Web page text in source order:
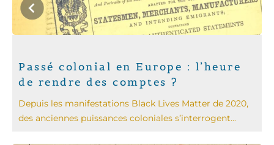
Passé colonial en Europe : l’heure
de rendre des comptes ?
Depuis les manifestations Black Lives Matter de 2020,
des anciennes puissances coloniales s’interrogent...